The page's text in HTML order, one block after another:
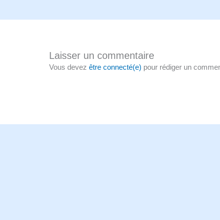
Laisser un commentaire
Vous devezêtre connecté(e) pour rédiger un